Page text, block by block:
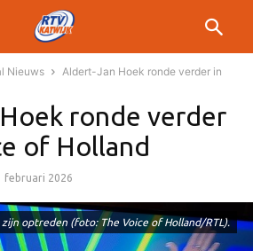
Nieuws
Aldert-Jan Hoek ronde verder in
ronde verder
of Holland
februari 2026
optreden (foto: The Voice of Holland/RTL).